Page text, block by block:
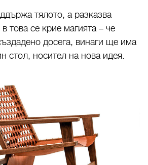
тялото, а разказва
това се крие магията – че
досега, винаги ще има
стол, носител на нова идея.